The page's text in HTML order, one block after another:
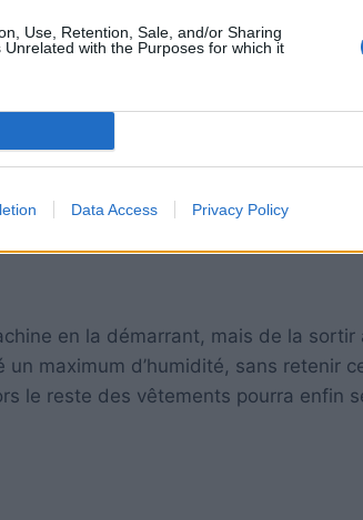
Use, Retention, Sale, and/or Sharing
with the Purposes for which it
Data Access Privacy Policy
pour accomplir cette tâche aussi
il faudrait le même temps, voire
en la démarrant, mais de la sortir
maximum d’humidité, sans retenir
le reste des vêtements pourra enfin